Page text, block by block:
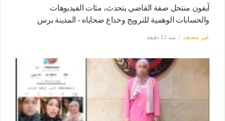
آيفون منتحل صفة القاضي يتحدث، مئات الفيديوهات
والحسابات الوهمية للترويج وخداع ضحاياه - المدينة برس
غير مصنف منذ 12 دقيقة